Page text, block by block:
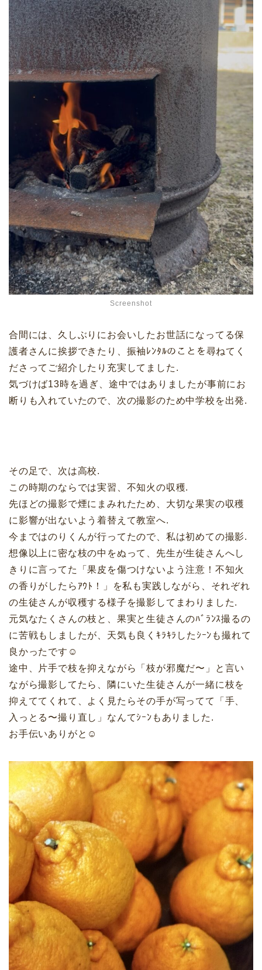
Screenshot
合間には、久しぶりにお会いしたお世話になってる保
護者さんに挨拶できたり、振袖ﾚﾝﾀﾙのことを尋ねてく
ださってご紹介したり充実してました.
気づけば13時を過ぎ、途中ではありましたが事前にお
断りも入れていたので、次の撮影のため中学校を出発.
その足で、次は高校.
この時期のならでは実習、不知火の収穫.
先ほどの撮影で煙にまみれたため、大切な果実の収穫
に影響が出ないよう着替えて教室へ.
今まではのりくんが行ってたので、私は初めての撮影.
想像以上に密な枝の中をぬって、先生が生徒さんへし
きりに言ってた「果皮を傷つけないよう注意！不知火
の香りがしたらｱｳﾄ！」を私も実践しながら、それぞれ
の生徒さんが収穫する様子を撮影してまわりました.
元気なたくさんの枝と、果実と生徒さんのﾊﾞﾗﾝｽ撮るの
に苦戦もしましたが、天気も良くｷﾗｷﾗしたｼｰﾝも撮れて
良かったです☺︎
途中、片手で枝を抑えながら「枝が邪魔だ〜」と言い
ながら撮影してたら、隣にいた生徒さんが一緒に枝を
抑えててくれて、よく見たらその手が写ってて「手、
入っとる〜撮り直し」なんてｼｰﾝもありました.
お手伝いありがと☺︎